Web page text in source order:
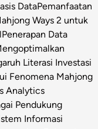
DataPemanfaatan
Ways 2 untuk
Penerapan Data
Literasi Investasi
Fenomena Mahjong
Analytics
Pendukung
Informasi